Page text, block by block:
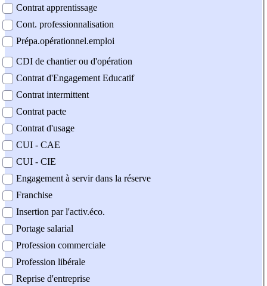
Contrat apprentissage
Cont. professionnalisation
Prépa.opérationnel.emploi
CDI de chantier ou d'opération
Contrat d'Engagement Educatif
Contrat intermittent
Contrat pacte
Contrat d'usage
CUI - CAE
CUI - CIE
Engagement à servir dans la réserve
Franchise
Insertion par l'activ.éco.
Portage salarial
Profession commerciale
Profession libérale
Reprise d'entreprise